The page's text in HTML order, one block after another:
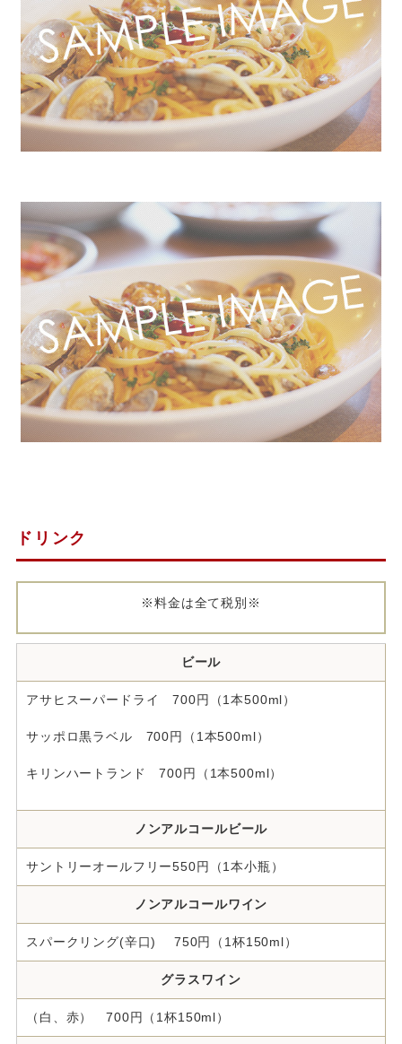
ドリンク
※料金は全て税別※
ビール
アサヒスーパードライ 700円（1本500ml）
サッポロ黒ラベル 700円（1本500ml）
キリンハートランド 700円（1本500ml）
ノンアルコールビール
サントリーオールフリー550円（1本小瓶）
ノンアルコールワイン
スパークリング(辛口) 750円（1杯150ml）
グラスワイン
（白、赤） 700円（1杯150ml）